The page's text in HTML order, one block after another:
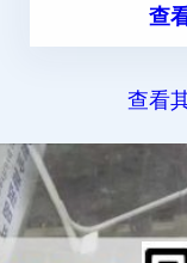
查
查看